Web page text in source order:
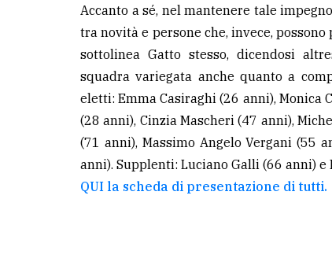
Accanto a sé, nel mantenere tale
tra novità e persone che, invece,
sottolinea Gatto stesso, dicendosi
squadra variegata anche quanto a
eletti: Emma Casiraghi (26 anni), Monica
(28 anni), Cinzia Mascheri (47 anni),
(71 anni), Massimo Angelo Vergani (55
anni). Supplenti: Luciano Galli (66 anni) e
QUI la scheda di presentazione di tutti.